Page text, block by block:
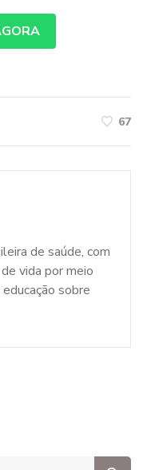
67
de saúde, com
vida por meio
sobre